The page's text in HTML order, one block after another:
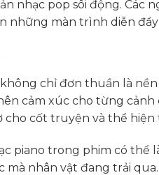
nhạc pop sôi động. Các
những màn trình diễn
chỉ đơn thuần là
cảm xúc cho từng
cho cốt truyện và thể
piano trong phim có thể
mà nhân vật đang trải